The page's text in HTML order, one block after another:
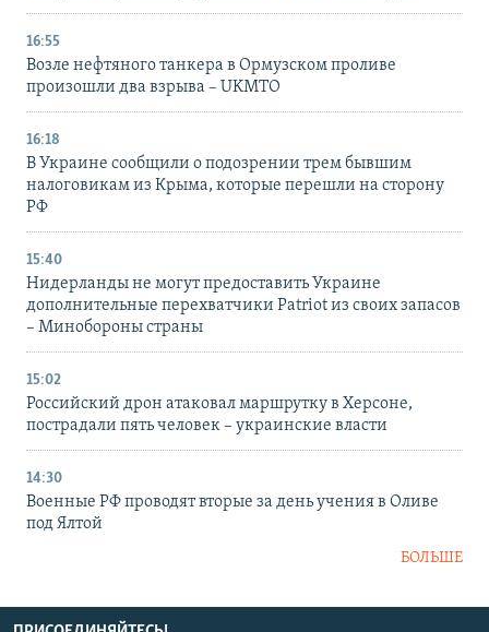
16:55
Возле нефтяного танкера в Ормузском проливе
произошли два взрыва – UKMTO
16:18
В Украине сообщили о подозрении трем бывшим
налоговикам из Крыма, которые перешли на сторону
РФ
15:40
Нидерланды не могут предоставить Украине
дополнительные перехватчики Patriot из своих запасов
– Минобороны страны
15:02
Российский дрон атаковал маршрутку в Херсоне,
пострадали пять человек – украинские власти
14:30
Военные РФ проводят вторые за день учения в Оливе
под Ялтой
БОЛЬШЕ